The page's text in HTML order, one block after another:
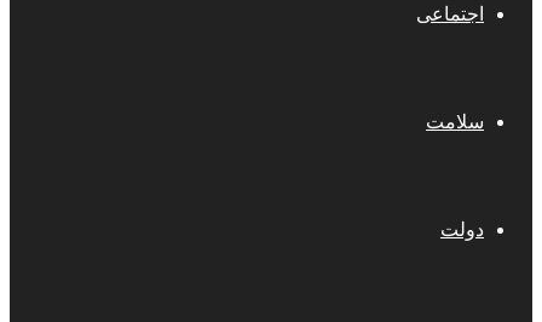
اجتماعی
سلامت
دولت